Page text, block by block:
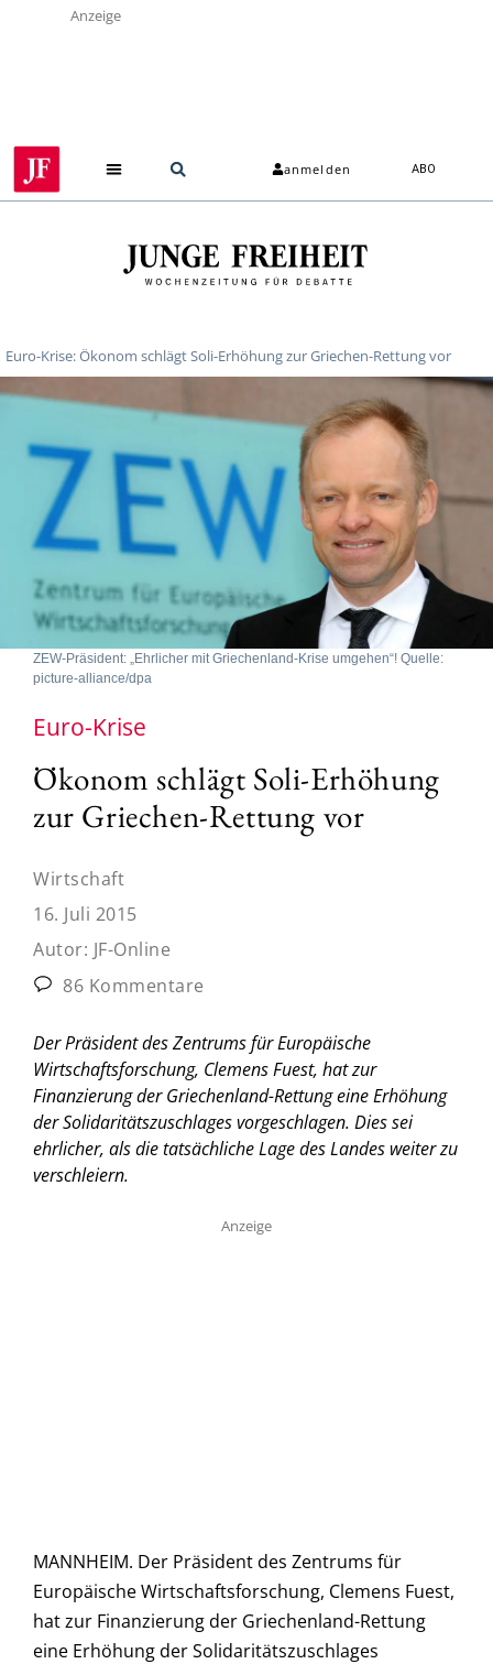
Anzeige
anmelden ABO
Euro-Krise: Ökonom schlägt Soli-Erhöhung zur Griechen-Rettung vor
ZEW-Präsident: „Ehrlicher mit Griechenland-Krise umgehen“! Quelle:
picture-alliance/dpa
Euro-Krise
Ökonom schlägt Soli-Erhöhung
zur Griechen-Rettung vor
Wirtschaft
16. Juli 2015
Autor: JF-Online
86 Kommentare
Der Präsident des Zentrums für Europäische
Wirtschaftsforschung, Clemens Fuest, hat zur
Finanzierung der Griechenland-Rettung eine Erhöhung
der Solidaritätszuschlages vorgeschlagen. Dies sei
ehrlicher, als die tatsächliche Lage des Landes weiter zu
verschleiern.
Anzeige
MANNHEIM. Der Präsident des Zentrums für
Europäische Wirtschaftsforschung, Clemens Fuest,
hat zur Finanzierung der Griechenland-Rettung
eine Erhöhung der Solidaritätszuschlages